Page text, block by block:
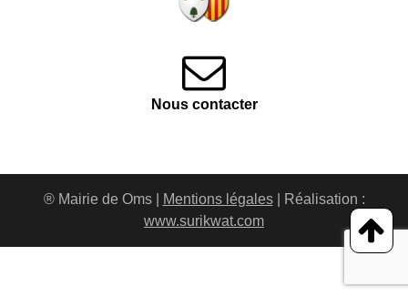
Nous contacter
® Mairie de Oms | Mentions légales| Réalisation :
www.surikwat.com